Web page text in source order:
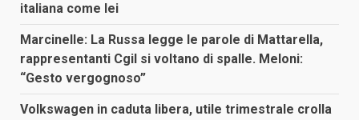
italiana come lei
Marcinelle: La Russa legge le parole di Mattarella,
rappresentanti Cgil si voltano di spalle. Meloni:
“Gesto vergognoso”
Volkswagen in caduta libera, utile trimestrale crolla